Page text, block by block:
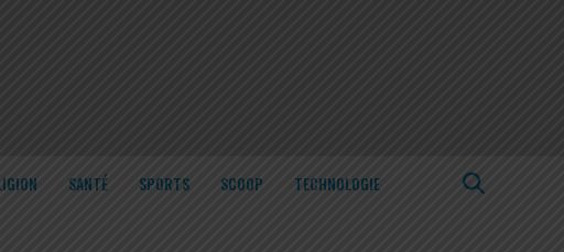
SANTÉ SPORTS SCOOP TECHNOLOGIE